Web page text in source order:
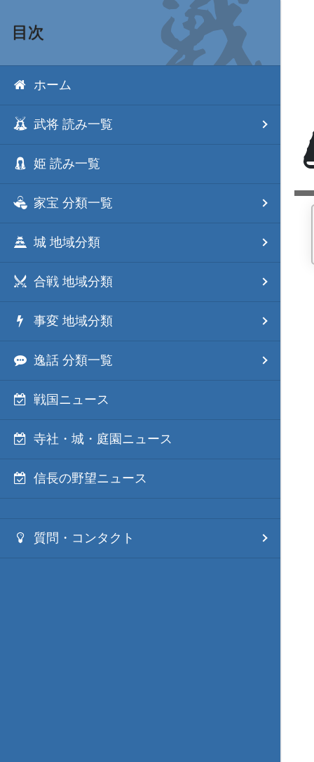
目次
ホーム
武将 読み一覧
姫 読み一覧
家宝 分類一覧
城 地域分類
合戦 地域分類
事変 地域分類
逸話 分類一覧
戦国ニュース
寺社・城・庭園ニュース
信長の野望ニュース
質問・コンタクト